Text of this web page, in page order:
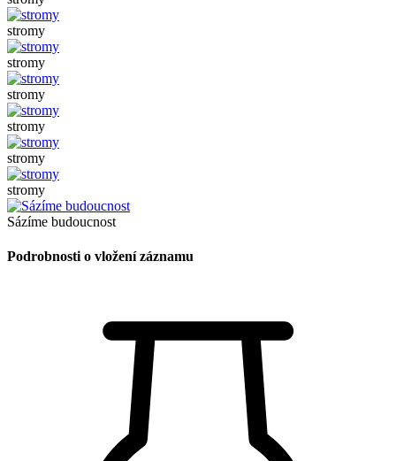
stromy
stromy
stromy
stromy
stromy
stromy
Sázíme budoucnost
Podrobnosti o vložení záznamu